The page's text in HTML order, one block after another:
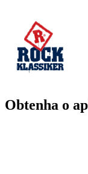
Obtenha o